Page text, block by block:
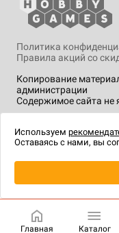
Копирование
администрации
Содержимое сайта не
Политика
Правила акций со
технологии.
Главная Каталог
Используем
Оставаясь с нами, вы